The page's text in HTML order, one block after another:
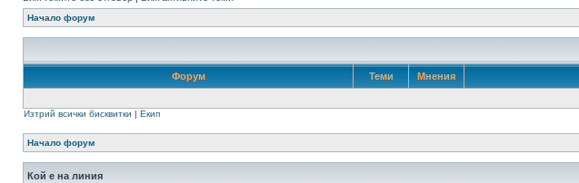
Начало форум
Форум Теми Мнения
Изтрий всички бисквитки | Екип
Начало форум
Кой е на линия